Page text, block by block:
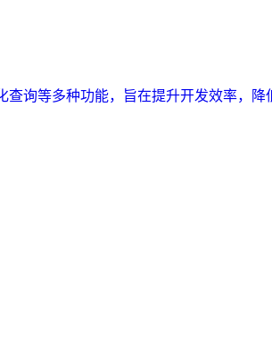
询等多种功能，旨在提升开发效率，降